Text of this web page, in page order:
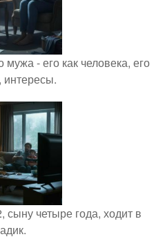
- его как человека, его
сыну четыре года, ходит в